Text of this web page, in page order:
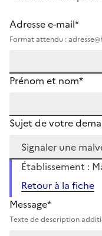
Adresse e-mail*
Format attendu :
Prénom et nom*
Sujet de votre
Établissement :
Retour à la fiche
Message*
Texte de description